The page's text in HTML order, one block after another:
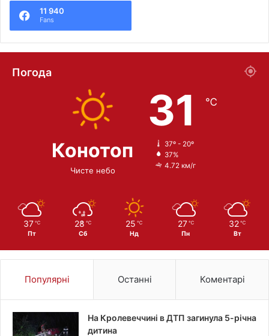
11 940
Fans
Погода
Конотоп
Чисте небо
31 ℃
37º - 20º
37%
4.72 км/г
37 ℃
Пт
28 ℃
Сб
25 ℃
Нд
27 ℃
Пн
32 ℃
Вт
Популярні Останні Коментарі
На Кролевеччині в ДТП загинула 5-річна
дитина